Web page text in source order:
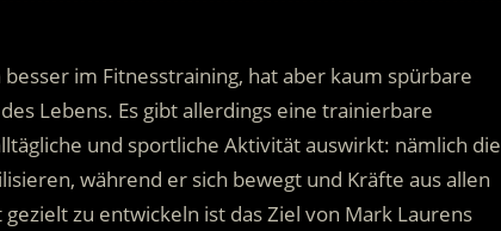
im Fitnesstraining, hat aber kaum spürbare
Lebens. Es gibt allerdings eine trainierbare
und sportliche Aktivität auswirkt: nämlich die
, während er sich bewegt und Kräfte aus allen
zu entwickeln ist das Ziel von Mark Laurens